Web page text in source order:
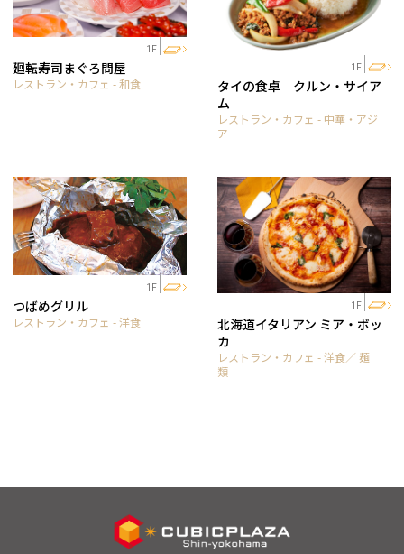
1F
廻転寿司まぐろ問屋
レストラン・カフェ - 和食
1F
タイの食卓 クルン・サイア
ム
レストラン・カフェ - 中華・アジ
ア
1F
つばめグリル
レストラン・カフェ - 洋食
1F
北海道イタリアン ミア・ボッ
カ
レストラン・カフェ - 洋食／ 麺
類